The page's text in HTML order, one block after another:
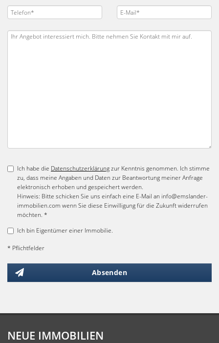
Ich habe die Datenschutzerklärungzur Kenntnis genommen. Ich stimme
zu, dass meine Angaben und Daten zur Beantwortung meiner Anfrage
elektronisch erhoben und gespeichert werden.
Hinweis: Bitte schicken Sie uns einfach eine E-Mail an info@emslander-
immobilien.com wenn Sie diese Einwilligung für die Zukunft widerrufen
möchten. *
Ich bin Eigentümer einer Immobilie.
* Pflichtfelder
Absenden
NEUE IMMOBILIEN